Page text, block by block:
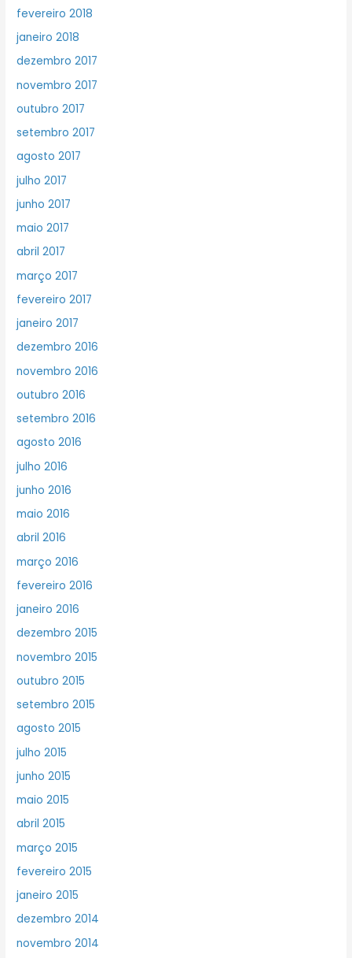
fevereiro 2018
janeiro 2018
dezembro 2017
novembro 2017
outubro 2017
setembro 2017
agosto 2017
julho 2017
junho 2017
maio 2017
abril 2017
março 2017
fevereiro 2017
janeiro 2017
dezembro 2016
novembro 2016
outubro 2016
setembro 2016
agosto 2016
julho 2016
junho 2016
maio 2016
abril 2016
março 2016
fevereiro 2016
janeiro 2016
dezembro 2015
novembro 2015
outubro 2015
setembro 2015
agosto 2015
julho 2015
junho 2015
maio 2015
abril 2015
março 2015
fevereiro 2015
janeiro 2015
dezembro 2014
novembro 2014